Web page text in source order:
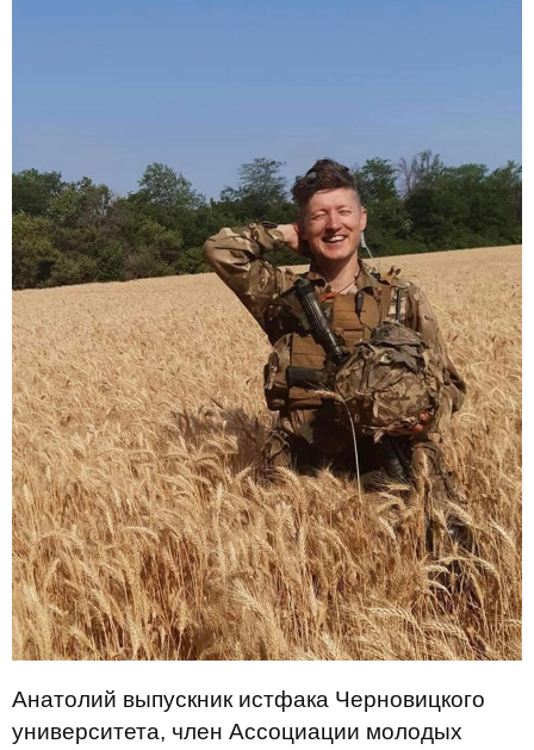
Анатолий выпускник истфака Черновицкого
университета, член Ассоциации молодых